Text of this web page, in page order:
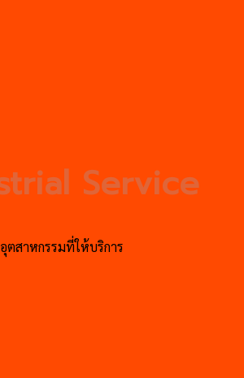
Service
อุตสาหกรรมที่ให้บริการ